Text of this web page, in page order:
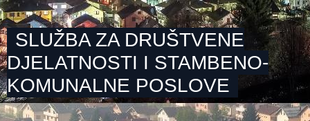
SLUŽBA ZA DRUŠTVENE
DJELATNOSTI I STAMBENO-
KOMUNALNE POSLOVE